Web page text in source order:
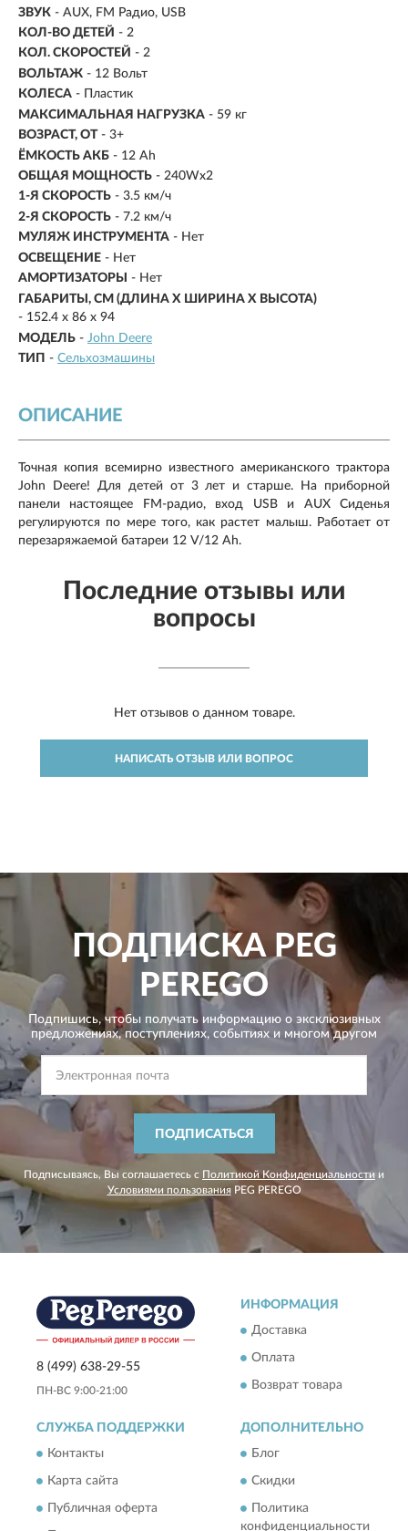
ЗВУК - AUX, FM Радио, USB
КОЛ-ВО ДЕТЕЙ - 2
КОЛ. СКОРОСТЕЙ - 2
ВОЛЬТАЖ - 12 Вольт
КОЛЕСА - Пластик
МАКСИМАЛЬНАЯ НАГРУЗКА - 59 кг
ВОЗРАСТ, ОТ - 3+
ЁМКОСТЬ АКБ - 12 Ah
ОБЩАЯ МОЩНОСТЬ - 240Wx2
1-Я СКОРОСТЬ - 3.5 км/ч
2-Я СКОРОСТЬ - 7.2 км/ч
МУЛЯЖ ИНСТРУМЕНТА - Нет
ОСВЕЩЕНИЕ - Нет
АМОРТИЗАТОРЫ
- Нет
ГАБАРИТЫ, СМ (ДЛИНА X ШИРИНА X ВЫСОТА)
- 152.4 х 86 х 94
МОДЕЛЬ - John Deere
ТИП - Сельхозмашины
ОПИСАНИЕ
Точная копия всемирно известного американского трактора
John Deere! Для детей от 3 лет и старше. На приборной
панели настоящее FM-радио, вход USB и AUX Сиденья
регулируются по мере того, как растет малыш. Работает от
перезаряжаемой батареи 12 V/12 Ah.
Последние отзывы или
вопросы
Нет отзывов о данном товаре.
НАПИСАТЬ ОТЗЫВ ИЛИ ВОПРОС
ПОДПИСКАPEG
PEREGO
Подпишись, чтобы получать информацию о эксклюзивных
предложениях,поступлениях, событиях и многом другом
ПОДПИСАТЬСЯ
Подписываясь, Вы соглашаетесь с Политикой Конфиденциальности и
Условиями пользованияPEG PEREGO
8 (499) 638-29-55
ПН-ВС 9:00-21:00
ИНФОРМАЦИЯ
Доставка
Оплата
Возврат товара
СЛУЖБА ПОДДЕРЖКИ
Контакты
Карта сайта
Публичная оферта
ДОПОЛНИТЕЛЬНО
Блог
Скидки
Политика
конфиденциальности